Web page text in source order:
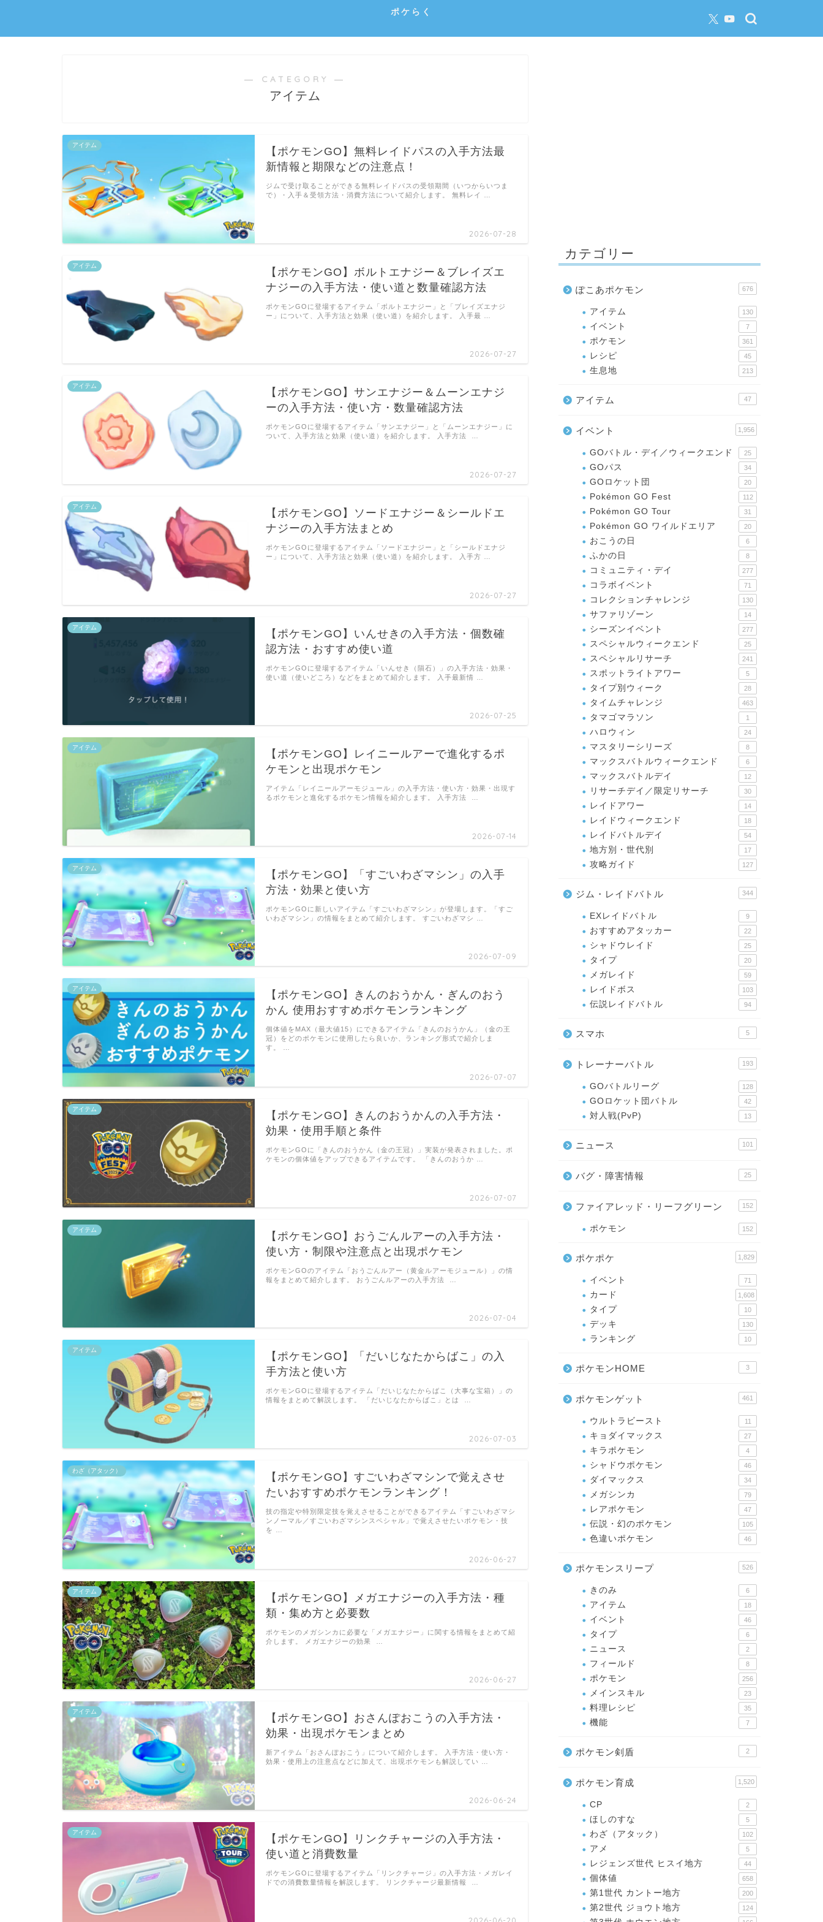
ポケらく
― CATEGORY ―
アイテム
アイテム
【ポケモンGO】無料レイドパスの入手方法最
新情報と期限などの注意点！
2026-07-28
ジムで受け取ることができる無料レイドパスの受領期間（いつからいつま
で）・入手＆受領方法・消費方法について紹介します。 無料レイ …
アイテム
【ポケモンGO】ボルトエナジー＆ブレイズエ
ナジーの入手方法・使い道と数量確認方法
2026-07-27
ポケモンGOに登場するアイテム「ボルトエナジー」と「ブレイズエナジ
ー」について、入手方法と効果（使い道）を紹介します。 入手最 …
アイテム
【ポケモンGO】サンエナジー＆ムーンエナジ
ーの入手方法・使い方・数量確認方法
2026-07-27
ポケモンGOに登場するアイテム「サンエナジー」と「ムーンエナジー」に
ついて、入手方法と効果（使い道）を紹介します。 入手方法 …
アイテム
【ポケモンGO】ソードエナジー＆シールドエ
ナジーの入手方法まとめ
2026-07-27
ポケモンGOに登場するアイテム「ソードエナジー」と「シールドエナジ
ー」について、入手方法と効果（使い道）を紹介します。 入手方 …
アイテム
【ポケモンGO】いんせきの入手方法・個数確
認方法・おすすめ使い道
2026-07-25
ポケモンGOに登場するアイテム「いんせき（隕石）」の入手方法・効果・
使い道（使いどころ）などをまとめて紹介します。 入手最新情 …
アイテム
【ポケモンGO】レイニールアーで進化するポ
ケモンと出現ポケモン
2026-07-14
アイテム「レイニールアーモジュール」の入手方法・使い方・効果・出現す
るポケモンと進化するポケモン情報を紹介します。 入手方法 …
アイテム
【ポケモンGO】「すごいわざマシン」の入手
方法・効果と使い方
2026-07-09
ポケモンGOに新しいアイテム「すごいわざマシン」が登場します。「すご
いわざマシン」の情報をまとめて紹介します。 すごいわざマシ …
アイテム
【ポケモンGO】きんのおうかん・ぎんのおう
かん 使用おすすめポケモンランキング
2026-07-07
個体値をMAX（最大値15）にできるアイテム「きんのおうかん」（金の王
冠）をどのポケモンに使用したら良いか、ランキング形式で紹介しま
す。 …
アイテム
【ポケモンGO】きんのおうかんの入手方法・
効果・使用手順と条件
2026-07-07
ポケモンGOに「きんのおうかん（金の王冠）」実装が発表されました。ポ
ケモンの個体値をアップできるアイテムです。 「きんのおうか …
アイテム
【ポケモンGO】おうごんルアーの入手方法・
使い方・制限や注意点と出現ポケモン
2026-07-04
ポケモンGOのアイテム「おうごんルアー（黄金ルアーモジュール）」の情
報をまとめて紹介します。 おうごんルアーの入手方法 …
アイテム
【ポケモンGO】「だいじなたからばこ」の入
手方法と使い方
2026-07-03
ポケモンGOに登場するアイテム「だいじなたからばこ（大事な宝箱）」の
情報をまとめて解説します。 「だいじなたからばこ」とは …
わざ（アタック）
【ポケモンGO】すごいわざマシンで覚えさせ
たいおすすめポケモンランキング！
2026-06-27
技の指定や特別限定技を覚えさせることができるアイテム「すごいわざマシ
ンノーマル／すごいわざマシンスペシャル」で覚えさせたいポケモン・技
を …
アイテム
【ポケモンGO】メガエナジーの入手方法・種
類・集め方と必要数
2026-06-27
ポケモンのメガシンカに必要な「メガエナジー」に関する情報をまとめて紹
介します。 メガエナジーの効果 …
アイテム
【ポケモンGO】おさんぽおこうの入手方法・
効果・出現ポケモンまとめ
2026-06-24
新アイテム「おさんぽおこう」について紹介します。 入手方法・使い方・
効果・使用上の注意点などに加えて、出現ポケモンも解説してい …
アイテム
【ポケモンGO】リンクチャージの入手方法・
使い道と消費数量
ポケモンGOに登場するアイテム「リンクチャージ」の入手方法・メガレイ
ドでの消費数量情報を解説します。 リンクチャージ最新情報 …
カテゴリー
ぽこあポケモン 676
アイテム 130
イベント 7
ポケモン 361
レシピ 45
生息地 213
アイテム 47
イベント 1,956
GOバトル・デイ／ウィークエンド 25
GOパス 34
GOロケット団 20
Pokémon GO Fest 112
Pokémon GO Tour 31
Pokémon GO ワイルドエリア 20
おこうの日 6
ふかの日 8
コミュニティ・デイ 277
コラボイベント 71
コレクションチャレンジ 130
サファリゾーン 14
シーズンイベント 277
スペシャルウィークエンド 25
スペシャルリサーチ 241
スポットライトアワー 5
タイプ別ウィーク 28
タイムチャレンジ 463
タマゴマラソン 1
ハロウィン 24
マスタリーシリーズ 8
マックスバトルウィークエンド 6
マックスバトルデイ 12
リサーチデイ／限定リサーチ 30
レイドアワー 14
レイドウィークエンド 18
レイドバトルデイ 54
地方別・世代別 17
攻略ガイド 127
ジム・レイドバトル 344
EXレイドバトル 9
おすすめアタッカー 22
シャドウレイド 25
タイプ 20
メガレイド 59
レイドボス 103
伝説レイドバトル 94
スマホ 5
トレーナーバトル 193
GOバトルリーグ 128
GOロケット団バトル 42
対人戦(PvP) 13
ニュース 101
バグ・障害情報 25
ファイアレッド・リーフグリーン 152
ポケモン 152
ポケポケ 1,829
イベント 71
カード 1,608
タイプ 10
デッキ 130
ランキング 10
ポケモンHOME 3
ポケモンゲット 461
ウルトラビースト 11
キョダイマックス 27
キラポケモン 4
シャドウポケモン 46
ダイマックス 34
メガシンカ 79
レアポケモン 47
伝説・幻のポケモン 105
色違いポケモン 46
ポケモンスリープ 526
きのみ 6
アイテム 18
イベント 46
タイプ 6
ニュース 2
フィールド 8
ポケモン 256
メインスキル 23
料理レシピ 35
機能 7
ポケモン剣盾 2
ポケモン育成 1,520
CP 2
ほしのすな 5
わざ（アタック） 102
アメ 5
レジェンズ世代 ヒスイ地方 44
個体値 658
第1世代 カントー地方 200
第2世代 ジョウト地方 124